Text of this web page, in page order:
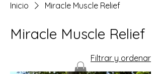
Inicio Miracle Muscle Relief
Miracle Muscle Relief
Filtrar y ordenar